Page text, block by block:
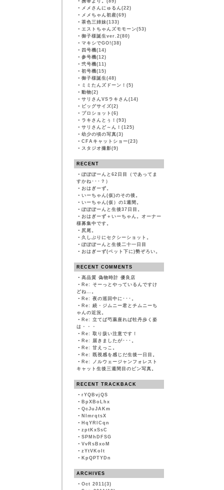
・ 携帯より。(89)
・ メメさんにゅるん(22)
・ メメちゃん初産(69)
・ 茶色三姉妹(133)
・ エストちゃんズモモーン(53)
・ 御子様誕生ver.2(80)
・ マキシでGO!(38)
・ 四号機(14)
・ 参号機(12)
・ 弐号機(11)
・ 初号機(15)
・ 御子様誕生(48)
・ ミミたんズドーン！(5)
・ 動物(2)
・ サリさんVSラキさん(14)
・ ビッグサイズ(2)
・ プロショット(6)
・ ラキさんとぅ！(93)
・ サリさんど～ん！(125)
・ 幼少の頃の写真(3)
・ CFAキャットショー(23)
・ スタジオ撮影(9)
RECENT
・ ぽぽぽーんと62日目（であってま
すかね･･･？）
・ おはぎーず。
・ いーちゃん(仮)のその後。
・ いーちゃん(仮）の1週間。
・ ぽぽぽーんと生後37日目。
・ おはぎーず＋いーちゃん。オーナー
様募集中です。
・ 尻尾。
・ 久しぶりにセクシーショット。
・ ぽぽぽーんと生後二十一日目
・ おはぎーず(ベット下に)勢ぞろい。
RECENT COMMENTS
・ 高品質 偽物時計 優良店
・ Re: そーっとやっているんですけ
どね…。
・ Re: 夜の巡回中に･･･。
・ Re: 続・ジムニー君とチムニーち
ゃんの近況。
・ Re: 立てば芍薬座れば牡丹歩く姿
は・・・
・ Re: 取り扱い注意です！
・ Re: 届きましたが･･･。
・ Re: 甘えっこ。
・ Re: 既視感を感じだ生後一日目。
・ Re: ノルウェージャンフォレスト
キャット生後三週間目のピン写真。
RECENT TRACKBACK
・ rYQBvjQS
・ BpXBoLhx
・ QcJuJAKm
・ NImrqtsX
・ HqYRlCqn
・ zptKxSsC
・ SPMhDFSG
・ VvRsBxoM
・ zYtVKoIt
・ KpQPTYDn
ARCHIVES
・ Oct 2011(3)